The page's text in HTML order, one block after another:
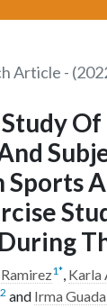
Article -
Of
1*, Karla
2 and Irma